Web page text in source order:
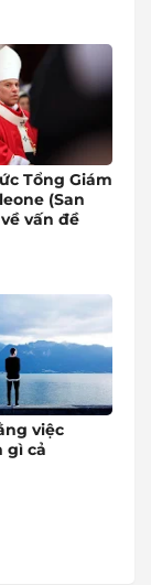
Tổng Giám
(San
vấn đề
việc
gì cả